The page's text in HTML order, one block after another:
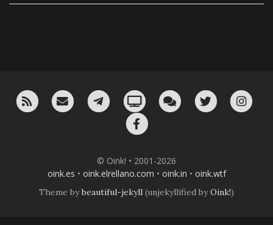
RSS ¡Mándame un email!¡Nuestro canal en Telegram!
Oink! TV Charla con nosotros
Twitter
© Oink! • 2001-2026
oink.es • oink.elrellano.com • oink.in • oink.wtf
Theme bybeautiful-jekyll (unjekyllified byOink!)